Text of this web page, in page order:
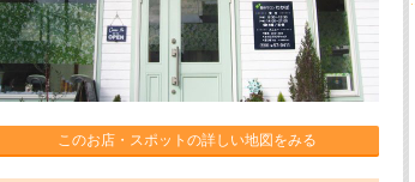
このお店・スポットの詳しい地図をみる